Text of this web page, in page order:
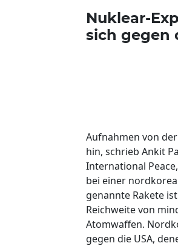
Nuklear-
sich gegen
Aufnahmen von
hin, schrieb Ankit
International
bei einer
genannte Rakete
Reichweite von
Atomwaffen.
gegen die USA,